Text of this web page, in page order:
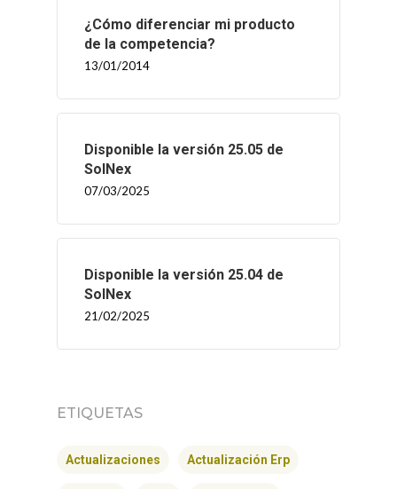
¿Cómo diferenciar mi producto
de la competencia?
13/01/2014
Disponible la versión 25.05 de
SolNex
07/03/2025
Disponible la versión 25.04 de
SolNex
21/02/2025
ETIQUETAS
Actualizaciones Actualización Erp